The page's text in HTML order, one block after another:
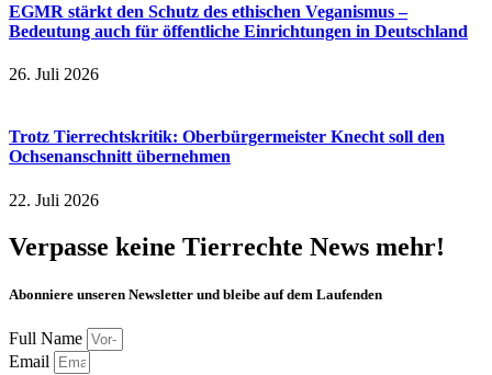
EGMR stärkt den Schutz des ethischen Veganismus –
Bedeutung auch für öffentliche Einrichtungen in Deutschland
26. Juli 2026
Trotz Tierrechtskritik: Oberbürgermeister Knecht soll den
Ochsenanschnitt übernehmen
22. Juli 2026
Verpasse keine Tierrechte News mehr!
Abonniere unseren Newsletter und bleibe auf dem Laufenden
Full Name
Email